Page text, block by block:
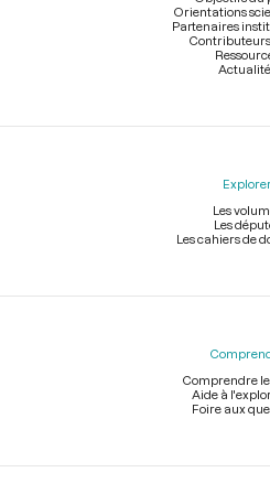
Orientations
Partenaires
Les
Les
Les cahiers de
Comprendre
Aide à
Foire aux